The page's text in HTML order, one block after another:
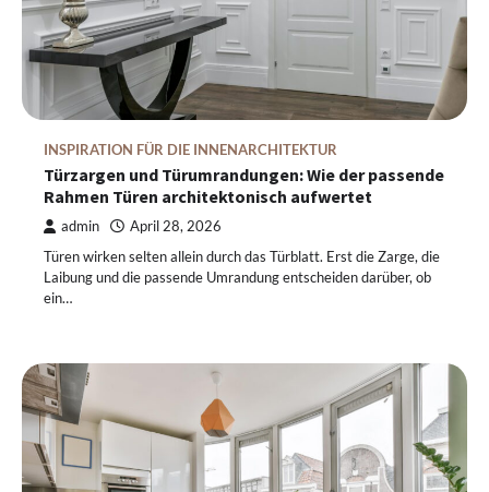
INSPIRATION FÜR DIE INNENARCHITEKTUR
Türzargen und Türumrandungen: Wie der passende
Rahmen Türen architektonisch aufwertet
admin April 28, 2026
Türen wirken selten allein durch das Türblatt. Erst die Zarge, die
Laibung und die passende Umrandung entscheiden darüber, ob
ein…